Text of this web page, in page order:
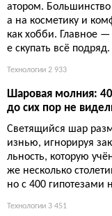
атором.
а на косметику и
как хобби. Главное
е скупать всё подряд.
Технологии 2 933
Шаровая молния:
до сих пор не
Светящийся шар
изнью, игнорируя
льность, которую
же несколько
но с 400 гипотезами
Технологии 3 451